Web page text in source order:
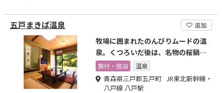
五戸まきば温泉 追加
牧場に囲まれたのんびりムードの温
泉。くつろいだ後は、名物の桜鍋や
馬刺しなどが味わえます。
旅行・宿泊 温泉
青森県三戸郡五戸町 JR東北新幹線・
八戸線 八戸駅